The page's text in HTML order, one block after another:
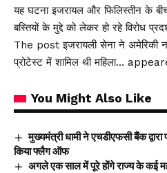
यह घटना इजरायल और फिलिस्तीन के
बस्तियों के मुद्दे को लेकर हो रहे विरोध
The post इजरायली सेना ने अमेरिकी
प्रोटेस्ट में शामिल थी महिला…
You Might Also Like
मुख्यमंत्री धामी ने एचडीएफसी बैंक
किया फ्लैग ऑफ
अगले एक साल में पूरे होंगे राज्य के कई